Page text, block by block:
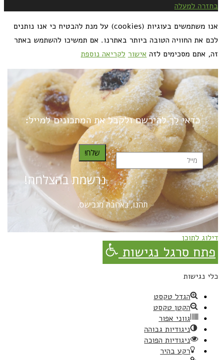
בחזרה למעלה
אנו משתמשים בעוגיות (cookies) על מנת להבטיח כי אנו נותנים
לכם את החוויה הטובה ביותר באתרנו. אם תמשיכו להשתמש באתר
זה, אתם מסכימים לזה אישור לקריאה נוספת
כדאי לך להירשם ולקבל את המתכונים למייל:
שלח!
נרשמת בהצלחה!
תהנו, באהבה מגבישס.
דילוג לתוכן
פתח סרגל נגישות
כלי נגישות
הגדל טקסט
הקטן טקסט
גווני אפור
ניגודיות גבוהה
ניגודיות הפוכה
רקע בהיר